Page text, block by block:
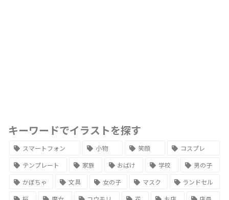
キーワードでイラストを探す
スマートフォン 小物 笑顔
コスプレ
テンプレート
家族 おばけ 学校
男の子
かぼちゃ
文具 女の子 マスク
ランドセル